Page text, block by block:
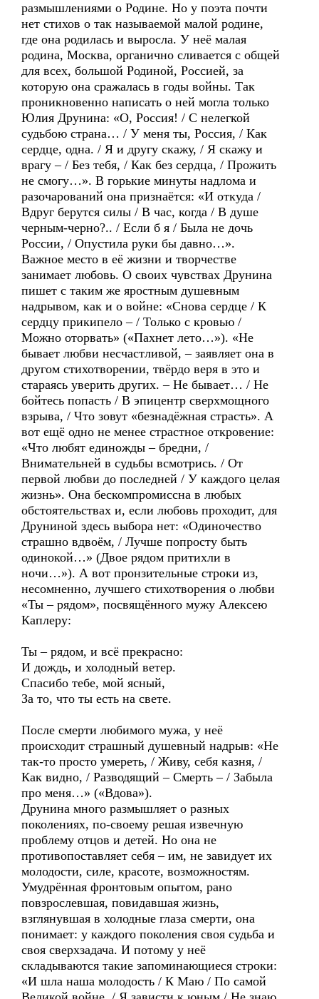
размышлениями о Родине. Но у поэта почти
нет стихов о так называемой малой родине,
где она родилась и выросла. У неё малая
родина, Москва, органично сливается с общей
для всех, большой Родиной, Россией, за
которую она сражалась в годы войны. Так
проникновенно написать о ней могла только
Юлия Друнина: «О, Россия! / С нелегкой
судьбою страна… / У меня ты, Россия, / Как
сердце, одна. / Я и другу скажу, / Я скажу и
врагу – / Без тебя, / Как без сердца, / Прожить
не смогу…». В горькие минуты надлома и
разочарований она признаётся: «И откуда /
Вдруг берутся силы / В час, когда / В душе
черным-черно?.. / Если б я / Была не дочь
России, / Опустила руки бы давно…».
Важное место в её жизни и творчестве
занимает любовь. О своих чувствах Друнина
пишет с таким же яростным душевным
надрывом, как и о войне: «Снова сердце / К
сердцу прикипело – / Только с кровью /
Можно оторвать» («Пахнет лето…»). «Не
бывает любви несчастливой, – заявляет она в
другом стихотворении, твёрдо веря в это и
стараясь уверить других. – Не бывает… / Не
бойтесь попасть / В эпицентр сверхмощного
взрыва, / Что зовут «безнадёжная страсть». А
вот ещё одно не менее страстное откровение:
«Что любят единожды – бредни, /
Внимательней в судьбы всмотрись. / От
первой любви до последней / У каждого целая
жизнь». Она бескомпромиссна в любых
обстоятельствах и, если любовь проходит, для
Друниной здесь выбора нет: «Одиночество
страшно вдвоём, / Лучше попросту быть
одинокой…» (Двое рядом притихли в
ночи…»). А вот пронзительные строки из,
несомненно, лучшего стихотворения о любви
«Ты – рядом», посвящённого мужу Алексею
Каплеру:
Ты – рядом, и всё прекрасно:
И дождь, и холодный ветер.
Спасибо тебе, мой ясный,
За то, что ты есть на свете.
После смерти любимого мужа, у неё
происходит страшный душевный надрыв: «Не
так-то просто умереть, / Живу, себя казня, /
Как видно, / Разводящий – Смерть – / Забыла
про меня…» («Вдова»).
Друнина много размышляет о разных
поколениях, по-своему решая извечную
проблему отцов и детей. Но она не
противопоставляет себя – им, не завидует их
молодости, силе, красоте, возможностям.
Умудрённая фронтовым опытом, рано
повзрослевшая, повидавшая жизнь,
взглянувшая в холодные глаза смерти, она
понимает: у каждого поколения своя судьба и
своя сверхзадача. И потому у неё
складываются такие запоминающиеся строки:
«И шла наша молодость / К Маю / По самой